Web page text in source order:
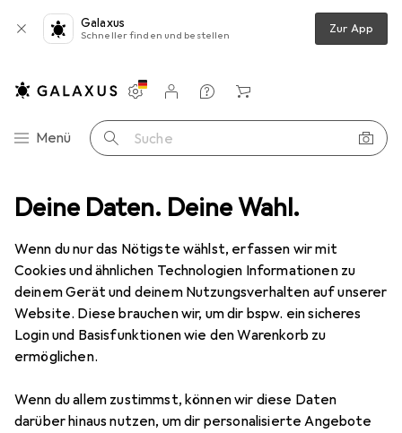
Deine Daten. Deine Wahl.
Wenn du nur das Nötigste wählst, erfassen wir mit
Cookies und ähnlichen Technologien Informationen zu
deinem Gerät und deinem Nutzungsverhalten auf unserer
Website. Diese brauchen wir, um dir bspw. ein sicheres
Login und Basisfunktionen wie den Warenkorb zu
ermöglichen.
Wenn du allem zustimmst, können wir diese Daten
darüber hinaus nutzen, um dir personalisierte Angebote
Galaxus
Schneller finden und bestellen Zur App
Navigation nach Kategorien
Menü Suche
Einstellungen
Kundenkonto
Vergleichslisten
Merklisten
Warenkorb
Kabel Videokabel Value DisplayPort — HDMI (Typ A)
6 Bilder
ValueDisplayPort — HDMI (Typ A)
Preis in EUR inkl. MwSt.
EUR
15,99